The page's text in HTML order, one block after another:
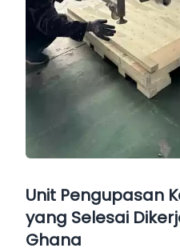
Unit Pengupasan
yang Selesai
Ghana